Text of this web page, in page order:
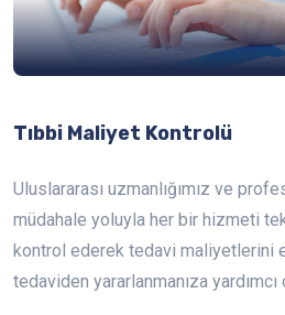
Tıbbi Maliyet Kontrolü
Uluslararası uzmanlığımız ve
müdahale yoluyla her bir hizmeti
kontrol ederek tedavi maliyetlerini
tedaviden yararlanmanıza yardımcı